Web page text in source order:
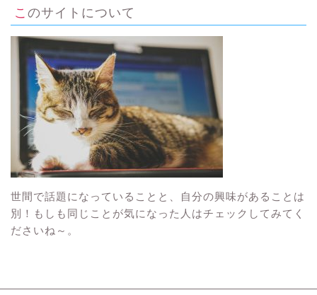
このサイトについて
世間で話題になっていることと、自分の興味があることは
別！もしも同じことが気になった人はチェックしてみてく
ださいね～。